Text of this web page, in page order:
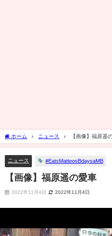
ホーム ニュース 【画像】福原遥
ニュース #EatsMatteosBdaysaMB
【画像】福原遥の愛車
2022年11月4日 2022年11月4日